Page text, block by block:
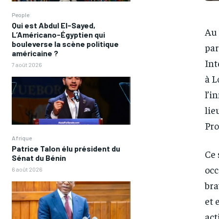
People
Qui est Abdul El-Sayed,
L’Américano-Égyptien qui
bouleverse la scène politique
américaine ?
7 août 2026
Afrique
Patrice Talon élu président du
Sénat du Bénin
6 août 2026
Au
à
et